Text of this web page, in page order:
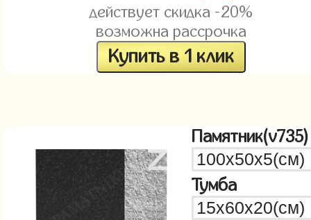
действует скидка -20%
возможна рассрочка
Купить в 1 клик
Памятник(v735)
Тумба